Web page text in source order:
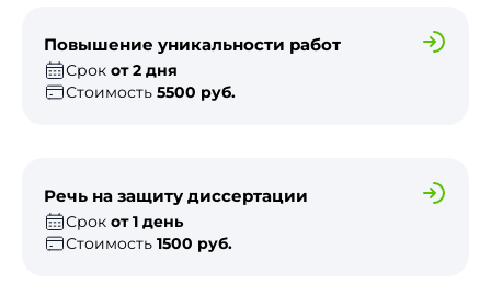
Повышение уникальности работ
Срок от 2 дня
Стоимость 5500 руб.
Речь на защиту диссертации
Срок от 1 день
Стоимость 1500 руб.